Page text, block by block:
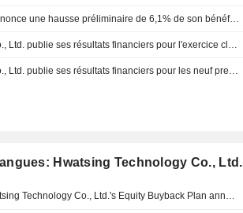
Hwatsing Technology annonce une hausse préliminaire de 6,1% de son bénéfice net pour 2025
Hwatsing Technology Co., Ltd. publie ses résultats financiers pour l'exercice clos le 31 décembre 2025
Hwatsing Technology Co., Ltd. publie ses résultats financiers pour les neuf premiers mois de 2025
Hwatsing Technology Co., Ltd.